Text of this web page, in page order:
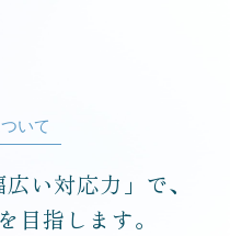
いて
い対応力」で、
目指します。